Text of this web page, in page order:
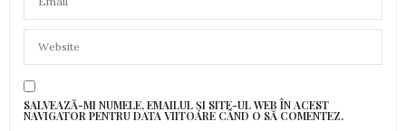
SALVEAZĂ-MI NUMELE, EMAILUL ȘI SITE-UL WEB ÎN ACEST
NAVIGATOR PENTRU DATA VIITOARE CÂND O SĂ COMENTEZ.